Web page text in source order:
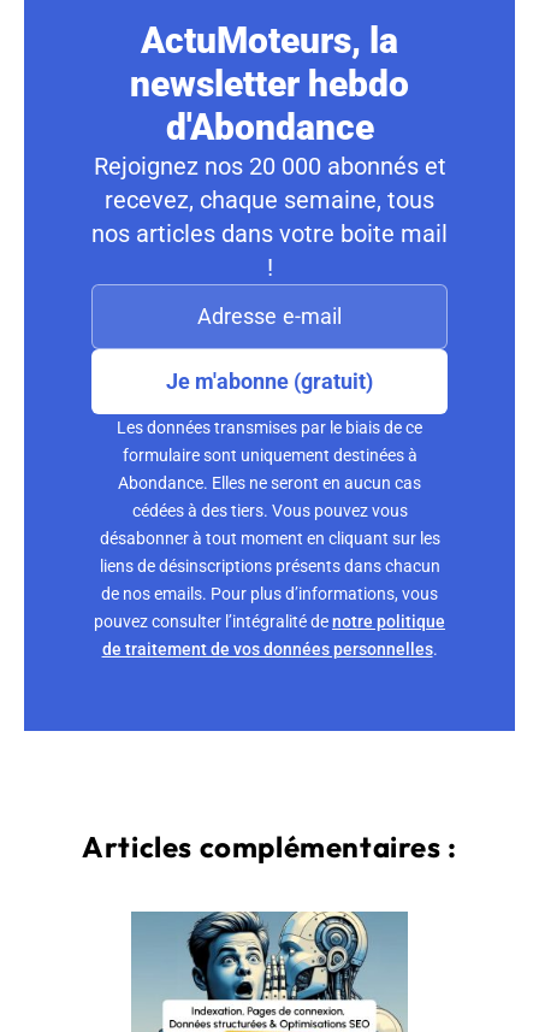
ActuMoteurs, la
newsletter hebdo
d'Abondance
Rejoignez nos 20 000 abonnés et
recevez, chaque semaine, tous
nos articles dans votre boite mail
!
Je m'abonne (gratuit)
Les données transmises par le biais de ce
formulaire sont uniquement destinées à
Abondance. Elles ne seront en aucun cas
cédées à des tiers. Vous pouvez vous
désabonner à tout moment en cliquant sur les
liens de désinscriptions présents dans chacun
de nos emails. Pour plus d’informations, vous
pouvez consulter l’intégralité denotre politique
de traitement de vos données personnelles.
Articles complémentaires :